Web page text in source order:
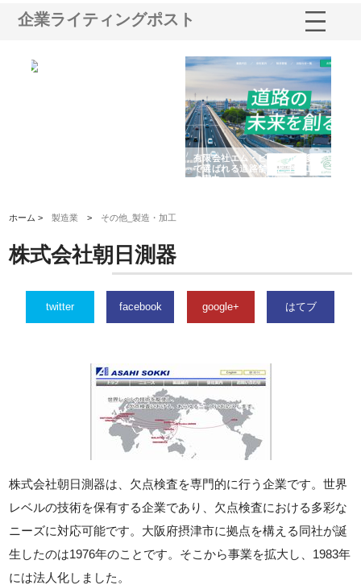
企業ライティングポスト
有限会社エム・ビルドが南多摩
で選ばれる道路舗装と土木工事
の実力
ホーム >製造業 > その他_製造・加工
株式会社朝日測器
twitter facebook google+ はてブ
株式会社朝日測器は、欠点検査を専門的に行う企業です。世界
レベルの技術を保有する企業であり、欠点検査における多彩な
ニーズに対応可能です。大阪府摂津市に拠点を構える同社が誕
生したのは1976年のことです。そこから事業を拡大し、1983年
には法人化しました。